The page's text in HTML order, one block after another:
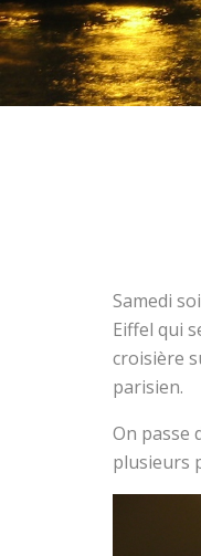
Samedi
Eiffel qui
croisière
parisien.
On passe
plusieurs